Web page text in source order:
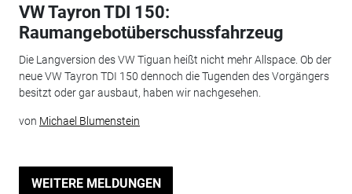
VW Tayron TDI 150:
Raumangebotüberschussfahrzeug
Die Langversion des VW Tiguan heißt nicht mehr Allspace. Ob der
neue VW Tayron TDI 150 dennoch die Tugenden des Vorgängers
besitzt oder gar ausbaut, haben wir nachgesehen.
von Michael Blumenstein
WEITERE MELDUNGEN